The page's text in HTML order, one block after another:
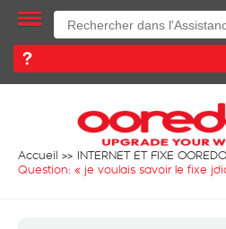
Accueil
INTERNET ET FIXE
Question: « je voulais savoir le fixe